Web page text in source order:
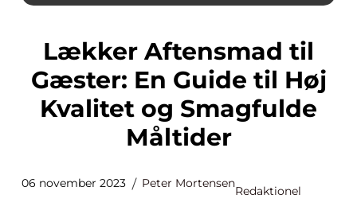
Lækker Aftensmad til
Gæster: En Guide til Høj
Kvalitet og Smagfulde
Måltider
06 november 2023 Peter Mortensen
Redaktionel